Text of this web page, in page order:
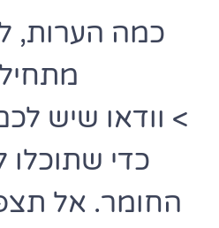
כמה הערות,
> וודאו שיש
כדי שתוכלו
החומר. אל